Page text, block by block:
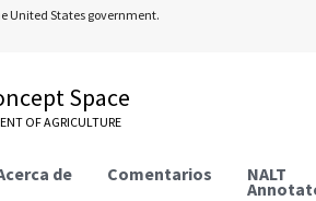
United States government.
Space
OF AGRICULTURE
de Comentarios NALT